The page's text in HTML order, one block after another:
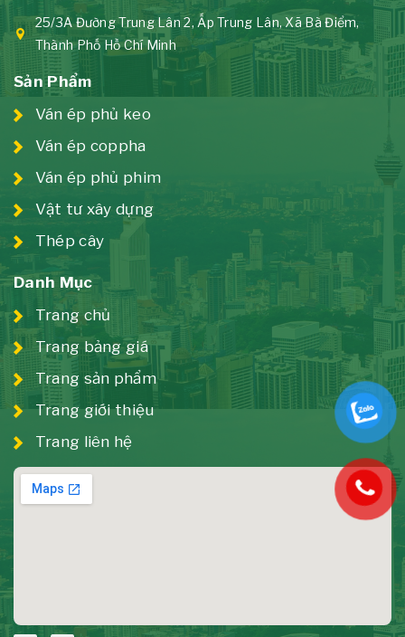
25/3A Đường Trung Lân 2, Ấp Trung Lân, Xã Bà Điểm,
Thành Phố Hồ Chí Minh
Sản Phẩm
Ván ép phủ keo
Ván ép coppha
Ván ép phủ phim
Vật tư xây dựng
Thép cây
Danh Mục
Trang chủ
Trang bảng giá
Trang sản phẩm
Trang giới thiệu
Trang liên hệ